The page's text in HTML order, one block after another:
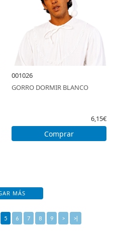
001026
GORRO DORMIR BLANCO
6,15€
Comprar
MÁS
5 6 7 8 9 > >|